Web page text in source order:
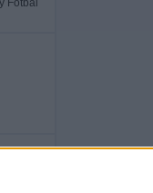
Fotbal